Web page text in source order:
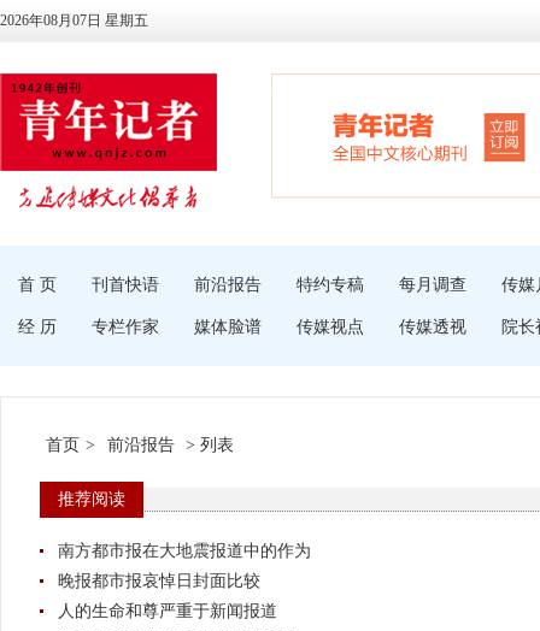
2026年08月07日 星期五
首 页 刊首快语 前沿报告 特约专稿 每月调查 传媒
经 历 专栏作家 媒体脸谱 传媒视点 传媒透视 院长
首页 > 前沿报告 > 列表
推荐阅读
南方都市报在大地震报道中的作为
晚报都市报哀悼日封面比较
人的生命和尊严重于新闻报道